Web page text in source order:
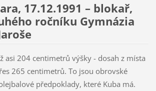
17.12.1991 – blokař,
ročníku Gymnázia
asi 204 centimetrů výšky - dosah z místa
265 centimetrů. To jsou obrovské
předpoklady, které Kuba má.